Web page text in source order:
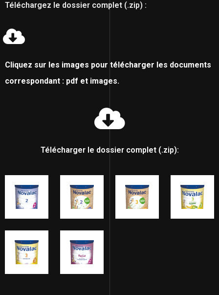
Téléchargez le dossier complet (.zip) :
Cliquez sur les images pour télécharger les documents
correspondant : pdf et images.
Télécharger le dossier complet (.zip):